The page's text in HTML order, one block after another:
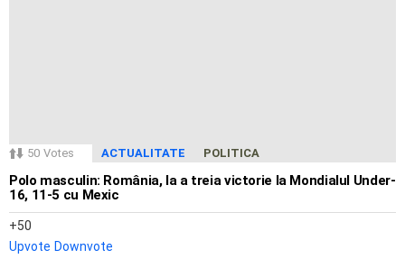
50 Votes ACTUALITATE POLITICA
Polo masculin: România, la a treia victorie la Mondialul Under-
16, 11-5 cu Mexic
50
Upvote Downvote